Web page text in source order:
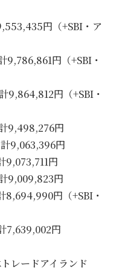
円（+SBI・ア
円（+SBI・
円（+SBI・
円
円
円
円
円（+SBI・
円
レードアイランド